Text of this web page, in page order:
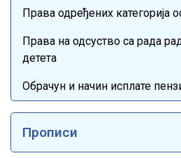
Права одређених категорија
Права на одсуство са рада
детета
Обрачун и начин исплате
Прописи